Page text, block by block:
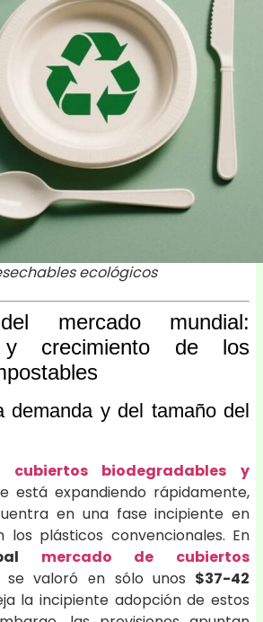
ecológicos
mercado mundial:
y crecimiento de los
demanda y del tamaño del
cubiertos biodegradables y
está expandiendo rápidamente,
en una fase incipiente en
los plásticos convencionales. En
mercado de cubiertos
se valoró en sólo unos $37-42
la incipiente adopción de estos